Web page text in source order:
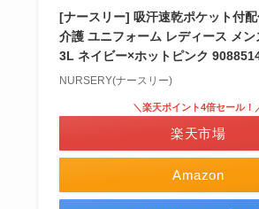
[ナースリー] 吸汗速乾ポケット付
介護 ユニフォーム レディース メン
3L ネイビー×ホットピンク
NURSERY(ナースリー)
Amazon
＼楽天ポイント4倍セール！
楽天市場